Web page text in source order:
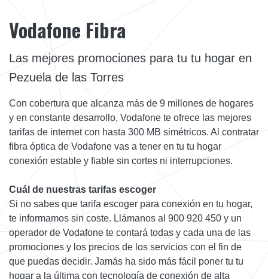
Vodafone Fibra
Las mejores promociones para tu tu hogar en
Pezuela de las Torres
Con cobertura que alcanza más de 9 millones de hogares
y en constante desarrollo, Vodafone te ofrece las mejores
tarifas de internet con hasta 300 MB simétricos. Al contratar
fibra óptica de Vodafone vas a tener en tu tu hogar
conexión estable y fiable sin cortes ni interrupciones.
Cuál de nuestras tarifas escoger
Si no sabes que tarifa escoger para conexión en tu hogar,
te informamos sin coste. Llámanos al 900 920 450 y un
operador de Vodafone te contará todas y cada una de las
promociones y los precios de los servicios con el fin de
que puedas decidir. Jamás ha sido más fácil poner tu tu
hogar a la última con tecnología de conexión de alta